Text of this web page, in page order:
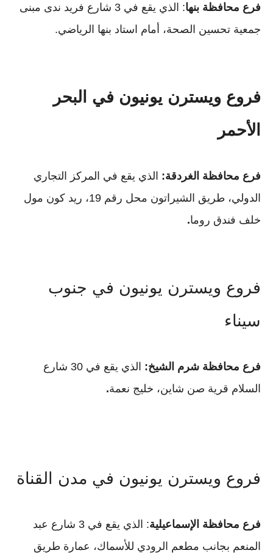
فرع محافظة بنها
: الذي يقع في 3 شارع فريد ندى مبنى
جمعية تحسين الصحة، أمام استاد بنها الرياضي.
فروع ويسترن يونيون في البحر
الأحمر
فرع محافظة الغردقة: الذي يقع في المركز التجاري
الدولي، طريق الشيراتون محل رقم 19، ريد كون مول
خلف فندق روما.
فروع ويسترن يونيون في جنوب
سيناء
فرع محافظة شرم الشيخ:
الذي يقع في 30 شارع
السلام قرية صن شاين، خليج نعمة.
فروع ويسترن يونيون في مدن القناة
فرع محافظة الإسماعيلية
: الذي يقع في 3 شارع عبد
المنعم بجانب مطعم الرودي للأسماك، عمارة طريق